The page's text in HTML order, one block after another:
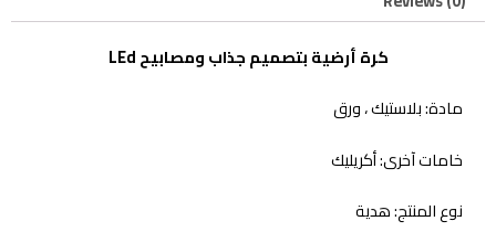
كرة أرضية بتصميم جذاب ومصابيح LEd
مادة: بلاستيك ، ورق
خامات آخرى: أكريليك
نوع المنتج: هدية